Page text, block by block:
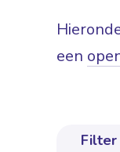
een
Filter